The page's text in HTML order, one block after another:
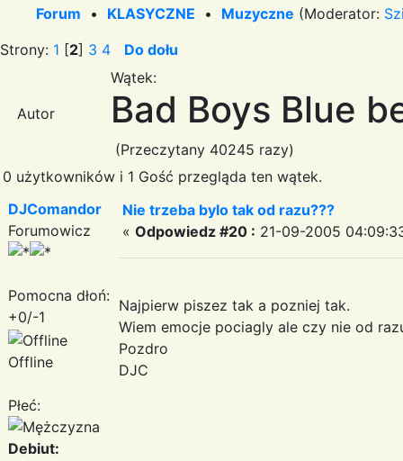
Forum • KLASYCZNE • Muzyczne (Moderator:
Strony: 1 [2] 3 4 Do dołu
Autor
Wątek:
Bad Boys Blue
(Przeczytany 40245 razy)
0 użytkowników i 1 Gość przegląda ten wątek.
DJComandor
Forumowicz
Pomocna dłoń:
+0/-1
Offline
Płeć:
Debiut:
Nie trzeba bylo tak od razu???
« Odpowiedz #20 : 21-09-2005
Najpierw piszez tak a pozniej tak.
Wiem emocje pociagly ale czy nie od
Pozdro
DJC